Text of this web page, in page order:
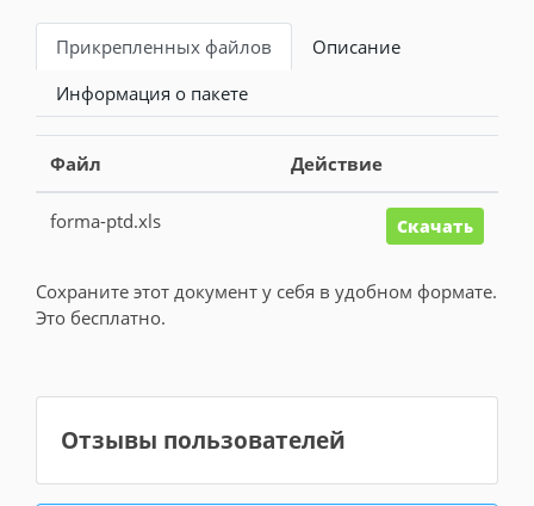
Прикрепленных файлов
Описание
Информация о пакете
Файл Действие
forma-ptd.xls Скачать
Сохраните этот документ у себя в удобном формате.
Это бесплатно.
Отзывы пользователей